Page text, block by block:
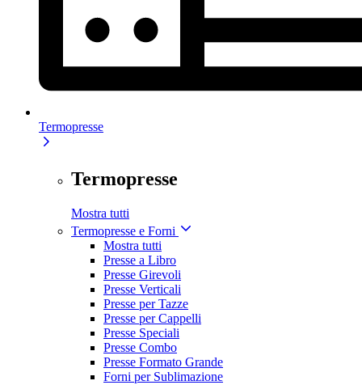
Termopresse
Termopresse
Mostra tutti
Termopresse e Forni
Mostra tutti
Presse a Libro
Presse Girevoli
Presse Verticali
Presse per Tazze
Presse per Cappelli
Presse Speciali
Presse Combo
Presse Formato Grande
Forni per Sublimazione